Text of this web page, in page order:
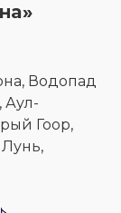
Водопад
Аул-
Гоор,